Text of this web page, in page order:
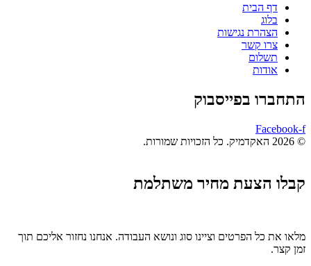
דף הבית
בלוג
הצהרת נגישות
צרו קשר
תשלום
אודות
התחברו בפייסבוק
Facebook-f
© 2026 האקדמיק. כל הזכויות שמורות.
קבלו הצעת מחיר משתלמת
מלאו את כל הפרטים וציינו סוג ונושא העבודה. אנחנו נחזור אליכם תוך
זמן קצר.